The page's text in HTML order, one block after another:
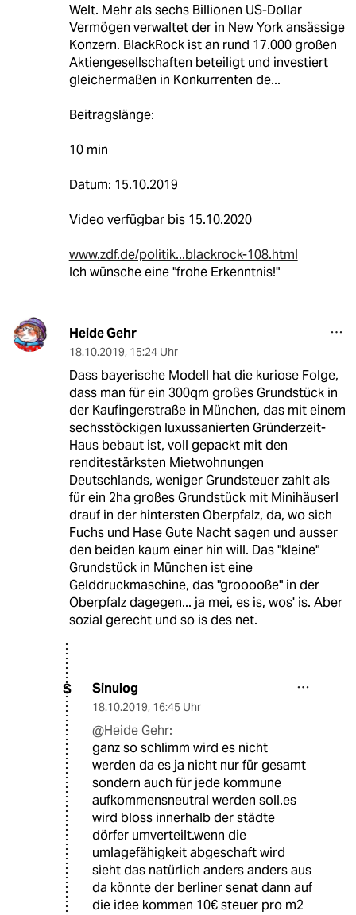
Welt. Mehr als sechs Billionen US-Dollar
Vermögen verwaltet der in New York ansässige
Konzern. BlackRock ist an rund 17.000 großen
Aktiengesellschaften beteiligt und investiert
gleichermaßen in Konkurrenten de...
Beitragslänge:
10 min
Datum: 15.10.2019
Video verfügbar bis 15.10.2020
www.zdf.de/politik...blackrock-108.html
Ich wünsche eine "frohe Erkenntnis!"
Heide Gehr
18.10.2019, 15:24 Uhr
Dass bayerische Modell hat die kuriose Folge,
dass man für ein 300qm großes Grundstück in
der Kaufingerstraße in München, das mit einem
sechsstöckigen luxussanierten Gründerzeit-
Haus bebaut ist, voll gepackt mit den
renditestärksten Mietwohnungen
Deutschlands, weniger Grundsteuer zahlt als
für ein 2ha großes Grundstück mit Minihäuserl
drauf in der hintersten Oberpfalz, da, wo sich
Fuchs und Hase Gute Nacht sagen und ausser
den beiden kaum einer hin will. Das "kleine"
Grundstück in München ist eine
Gelddruckmaschine, das "grooooße" in der
Oberpfalz dagegen... ja mei, es is, wos' is. Aber
sozial gerecht und so is des net.
S Sinulog
18.10.2019, 16:45 Uhr
@Heide Gehr:
ganz so schlimm wird es nicht
werden da es ja nicht nur für gesamt
sondern auch für jede kommune
aufkommensneutral werden soll.es
wird bloss innerhalb der städte
dörfer umverteilt.wenn die
umlagefähigkeit abgeschaft wird
sieht das natürlich anders anders aus
da könnte der berliner senat dann auf
die idee kommen 10€ steuer pro m2